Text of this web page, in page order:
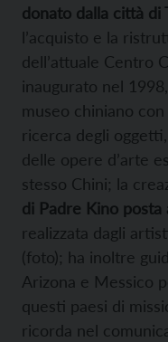
donato dalla città di
l’acquisto e la
dell’attuale Centro
inaugurato nel
museo chiniano
ricerca degli
delle opere d’arte
stesso Chini; la
di Padre Kino posta
realizzata dagli
(foto); ha inoltre
Arizona e Messico
questi paesi di
ricorda nel